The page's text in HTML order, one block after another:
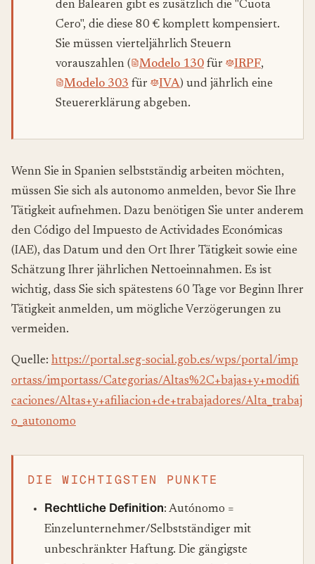
den Balearen gibt es zusätzlich die "Cuota
Cero", die diese 80 € komplett kompensiert.
Sie müssen vierteljährlich Steuern
vorauszahlen (
Modelo 130 für IRPF,
Modelo 303 für IVA) und jährlich eine
Steuererklärung abgeben.
Wenn Sie in Spanien selbstständig arbeiten möchten,
müssen Sie sich als autonomo anmelden, bevor Sie Ihre
Tätigkeit aufnehmen. Dazu benötigen Sie unter anderem
den Código del Impuesto de Actividades Económicas
(IAE), das Datum und den Ort Ihrer Tätigkeit sowie eine
Schätzung Ihrer jährlichen Nettoeinnahmen. Es ist
wichtig, dass Sie sich spätestens 60 Tage vor Beginn Ihrer
Tätigkeit anmelden, um mögliche Verzögerungen zu
vermeiden.
Quelle: https://portal.seg-social.gob.es/wps/portal/imp
ortass/importass/Categorias/Altas%2C+bajas+y+modifi
caciones/Altas+y+afiliacion+de+trabajadores/Alta_trabaj
o_autonomo
DIE WICHTIGSTEN PUNKTE
Rechtliche Definition: Autónomo =
Einzelunternehmer/Selbstständiger mit
unbeschränkter Haftung. Die gängigste